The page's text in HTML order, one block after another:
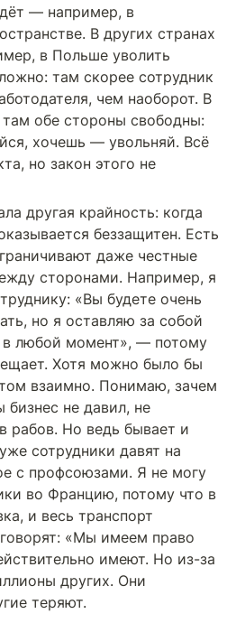
— например, в
В других странах
в Польше уволить
там скорее сотрудник
чем наоборот. В
обе стороны свободны:
хочешь — увольняй. Всё
но закон этого не
другая крайность: когда
беззащитен. Есть
даже честные
сторонами. Например, я
«Вы будете очень
но я оставляю за собой
в любой момент», — потому
Хотя можно было бы
взаимно. Понимаю, зачем
бизнес не давил, не
рабов. Но ведь бывает и
сотрудники давят на
с профсоюзами. Я не могу
во Францию, потому что в
и весь транспорт
«Мы имеем право
имеют. Но из-за
других. Они
теряют.